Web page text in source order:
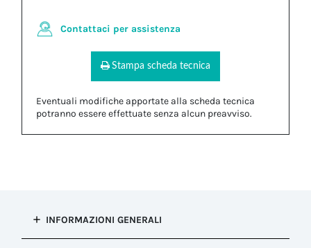
Contattaci per assistenza
Stampa scheda tecnica
Eventuali modifiche apportate alla scheda tecnica
potranno essere effettuate senza alcun preavviso.
INFORMAZIONI GENERALI